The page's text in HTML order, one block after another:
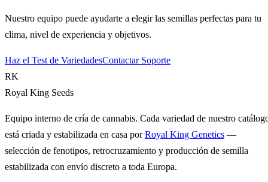
Nuestro equipo puede ayudarte a elegir las semillas perfectas para tu
clima, nivel de experiencia y objetivos.
Haz el Test de VariedadesContactar Soporte
RK
Royal King Seeds
Equipo interno de cría de cannabis. Cada variedad de nuestro
está criada y estabilizada en casa porRoyal King Genetics —
selección de fenotipos, retrocruzamiento y producción de semilla
estabilizada con envío discreto a toda Europa.